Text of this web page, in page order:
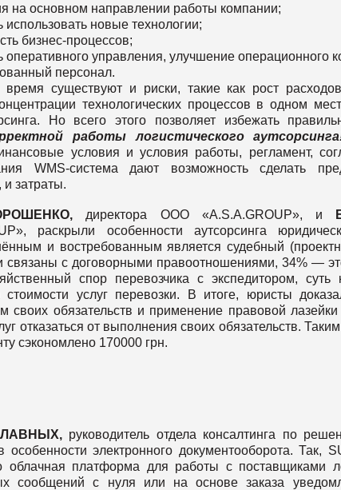
на основном направлении работы компании;
использовать новые технологии;
бизнес-процессов;
оперативного управления, улучшение операционного
персонал.
существуют и риски, такие как рост
технологических процессов в одном
Но всего этого позволяет избежать
работылогистическогоаутсорсинга
условия и условия работы, регламент,
WMS-система дают возможность сделать
и затраты.
, директора ООО «A.S.A.GROUP», и
раскрыли особенности аутсорсинга
и востребованным является судебный
связаны с договорными правоотношениями, 34% —
спор перевозчика с экспедитором, суть
стоимости услуг перевозки. В итоге, юристы
своих обязательств и применение правовой
отказаться от выполнения своих обязательств.
сэкономлено 170000 грн.
,руководитель отдела консалтинга по
в особенности электронного документооборота.
платформа для работы с поставщиками
сообщений с нуля или на основе заказа